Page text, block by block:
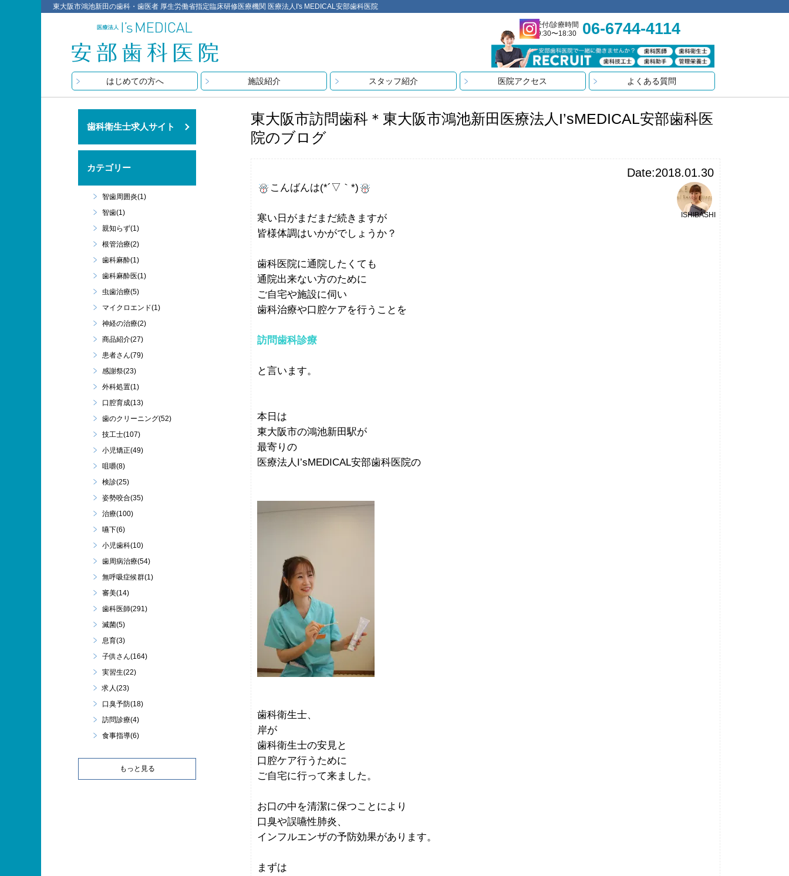
東大阪市鴻池新田の歯科・歯医者 厚生労働省指定臨床研修医療機関 医療法人I's MEDICAL安部歯科医院
受付/診療時間
9:30〜18:30
06-6744-4114
はじめての方へ 施設紹介 スタッフ紹介 医院アクセス よくある質問
東大阪市訪問歯科＊東大阪市鴻池新田医療法人I’sMEDICAL安部歯科医
院のブログ
Date:2018.01.30
ISHIBASHI
こんばんは(*´▽｀*)
寒い日がまだまだ続きますが
皆様体調はいかがでしょうか？
歯科医院に通院したくても
通院出来ない方のために
ご自宅や施設に伺い
歯科治療や口腔ケアを行うことを
訪問歯科診療
と言います。
本日は
東大阪市の鴻池新田駅が
最寄りの
医療法人I’sMEDICAL安部歯科医院の
歯科衛生士、
岸が
歯科衛生士の安見と
口腔ケア行うために
ご自宅に行って来ました。
お口の中を清潔に保つことにより
口臭や誤嚥性肺炎、
インフルエンザの予防効果があります。
まずは
歯科衛生士求人サイト
カテゴリー
智歯周囲炎(1)
智歯(1)
親知らず(1)
根管治療(2)
歯科麻酔(1)
歯科麻酔医(1)
虫歯治療(5)
マイクロエンド(1)
神経の治療(2)
商品紹介(27)
患者さん(79)
感謝祭(23)
外科処置(1)
口腔育成(13)
歯のクリーニング(52)
技工士(107)
小児矯正(49)
咀嚼(8)
検診(25)
姿勢咬合(35)
治療(100)
嚥下(6)
小児歯科(10)
歯周病治療(54)
無呼吸症候群(1)
審美(14)
歯科医師(291)
滅菌(5)
息育(3)
子供さん(164)
実習生(22)
求人(23)
口臭予防(18)
訪問診療(4)
食事指導(6)
もっと見る